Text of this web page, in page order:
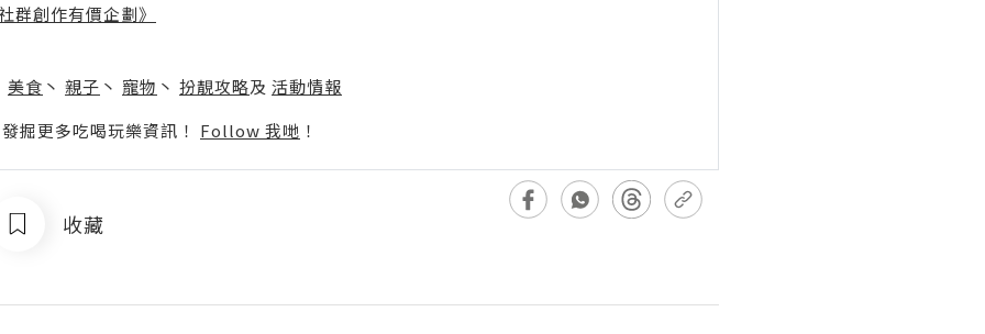
群創作有價企劃》
美食 丶 親子 丶 寵物 丶 扮靚攻略及 活動情報
掘更多吃喝玩樂資訊！ Follow 我哋 ！
收藏